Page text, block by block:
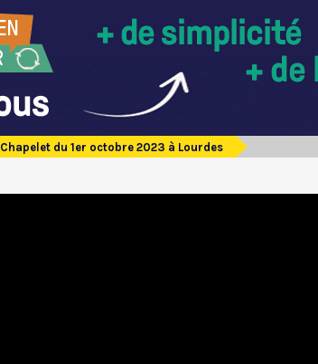
Chapelet du 1er octobre 2023 à Lourdes